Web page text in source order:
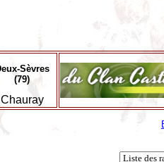
Sèvres
(79)
Chauray